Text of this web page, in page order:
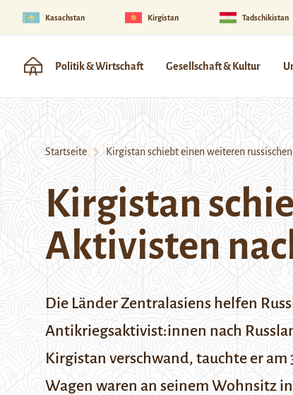
Kasachstan Kirgistan Tadschikistan
Politik & Wirtschaft Gesellschaft & Kultur
Startseite Kirgistan schiebt einen weiteren
Kirgistan
Aktivisten
Die Länder Zentralasiens helfen
Antikriegsaktivist:innen nach
Kirgistan verschwand, tauchte er
Wagen waren an seinem Wohnsitz